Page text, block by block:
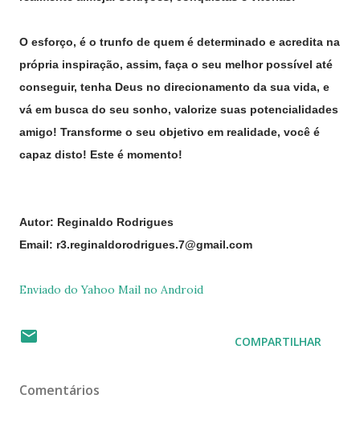
O esforço, é o trunfo de quem é determinado e acredita na
própria inspiração, assim, faça o seu melhor possível até
conseguir, tenha Deus no direcionamento da sua vida, e
vá em busca do seu sonho, valorize suas potencialidades
amigo! Transforme o seu objetivo em realidade, você é
capaz disto! Este é momento!
Autor: Reginaldo Rodrigues
Email: r3.reginaldorodrigues.7@gmail.com
Enviado do Yahoo Mail no Android
COMPARTILHAR
Comentários